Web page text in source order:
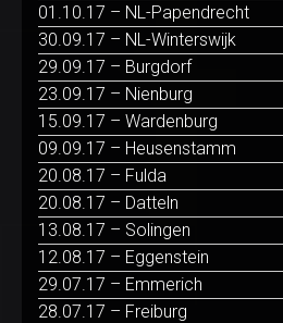
01.10.17 – NL-Papendrecht
30.09.17 – NL-Winterswijk
29.09.17 – Burgdorf
23.09.17 – Nienburg
15.09.17 – Wardenburg
09.09.17 – Heusenstamm
20.08.17 – Fulda
20.08.17 – Datteln
13.08.17 – Solingen
12.08.17 – Eggenstein
29.07.17 – Emmerich
28.07.17 – Freiburg